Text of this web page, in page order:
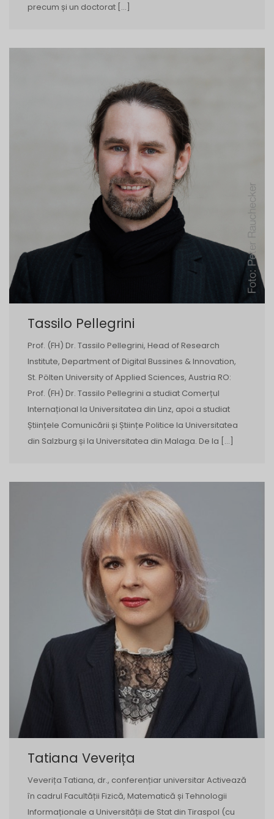
precum și un doctorat […]
Tassilo Pellegrini
Prof. (FH) Dr. Tassilo Pellegrini, Head of Research
Institute, Department of Digital Bussines & Innovation,
St. Pölten University of Applied Sciences, Austria RO:
Prof. (FH) Dr. Tassilo Pellegrini a studiat Comerțul
Internațional la Universitatea din Linz, apoi a studiat
Științele Comunicării și Științe Politice la Universitatea
din Salzburg și la Universitatea din Malaga. De la […]
Tatiana Veverița
Veverița Tatiana, dr., conferențiar universitar Activează
în cadrul Facultății Fizică, Matematică și Tehnologii
Informaționale a Universității de Stat din Tiraspol (cu